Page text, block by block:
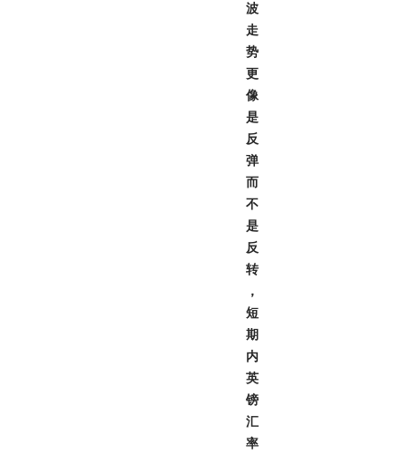
波
走
势
更
像
是
反
弹
而
不
是
反
转
，
短
期
内
英
镑
汇
率